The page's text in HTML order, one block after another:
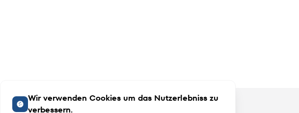
Wir verwenden Cookies um das Nutzerlebniss zu
verbessern.